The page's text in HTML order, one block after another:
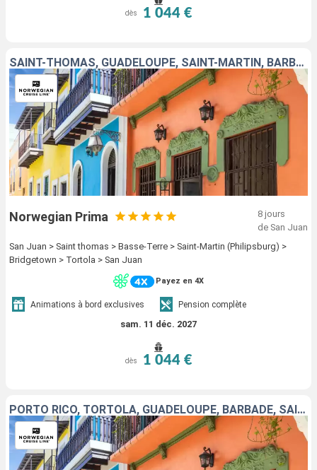
dès 1 044 €
SAINT-THOMAS, GUADELOUPE, SAINT-MARTIN, BARBADE, TORTOLA, PORTO RICO
Norwegian Prima
8 jours
de San Juan
San Juan > Saint thomas > Basse-Terre > Saint-Martin (Philipsburg) >
Bridgetown > Tortola > San Juan
Payez en 4X
Animations à bord exclusives Pension complète
sam. 11 déc. 2027
dès 1 044 €
PORTO RICO, TORTOLA, GUADELOUPE, BARBADE, SAINTE-LUCIE, SAINT-MARTIN, SAINT-THOMAS